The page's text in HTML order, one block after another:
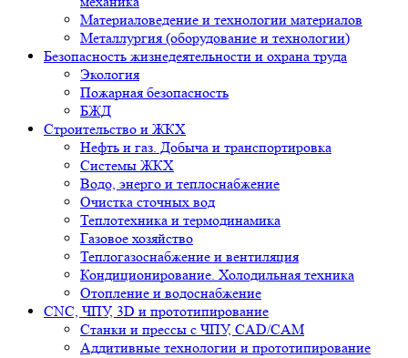
Материаловедение и технологии материалов
Металлургия (оборудование и технологии)
Безопасность жизнедеятельности и охрана труда
Экология
Пожарная безопасность
БЖД
Строительство и ЖКХ
Нефть и газ. Добыча и транспортировка
Системы ЖКХ
Водо, энерго и теплоснабжение
Очистка сточных вод
Теплотехника и термодинамика
Газовое хозяйство
Теплогазоснабжение и вентиляция
Кондиционирование. Холодильная техника
Отопление и водоснабжение
CNC, ЧПУ, 3D и прототипирование
Станки и прессы с ЧПУ, CAD/CAM
Аддитивные технологии и прототипирование